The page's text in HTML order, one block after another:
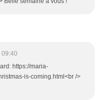
https://maria-
is-coming.html<br />